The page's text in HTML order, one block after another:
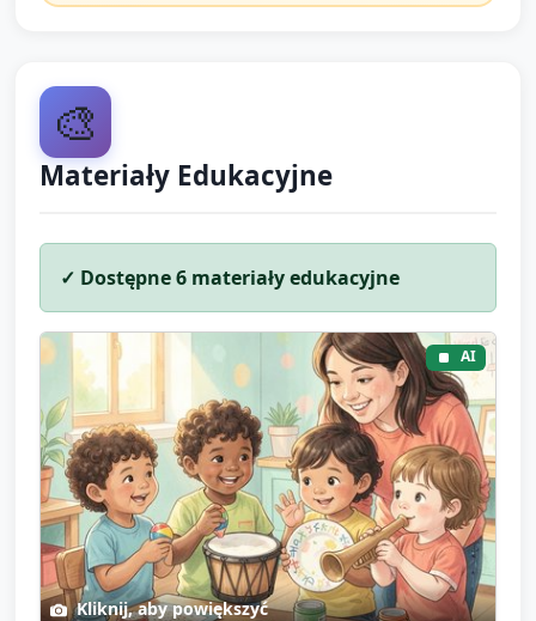
🎨
Materiały Edukacyjne
✓ Dostępne6 materiały edukacyjne
AI
Kliknij, aby powiększyć